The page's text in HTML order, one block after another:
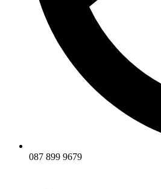
087 899 9679